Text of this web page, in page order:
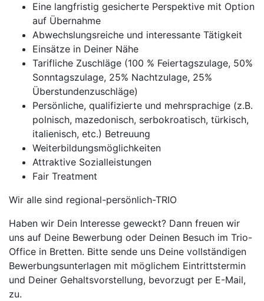
Eine langfristig gesicherte Perspektive mit Option
auf Übernahme
Abwechslungsreiche und interessante Tätigkeit
Einsätze in Deiner Nähe
Tarifliche Zuschläge (100 % Feiertagszulage, 50%
Sonntagszulage, 25% Nachtzulage, 25%
Überstundenzuschläge)
Persönliche, qualifizierte und mehrsprachige (z.B.
polnisch, mazedonisch, serbokroatisch, türkisch,
italienisch, etc.) Betreuung
Weiterbildungsmöglichkeiten
Attraktive Sozialleistungen
Fair Treatment
Wir alle sind regional-persönlich-TRIO
Haben wir Dein Interesse geweckt? Dann freuen wir
uns auf Deine Bewerbung oder Deinen Besuch im Trio-
Office in Bretten. Bitte sende uns Deine vollständigen
Bewerbungsunterlagen mit möglichem Eintrittstermin
und Deiner Gehaltsvorstellung, bevorzugt per E-Mail,
zu.